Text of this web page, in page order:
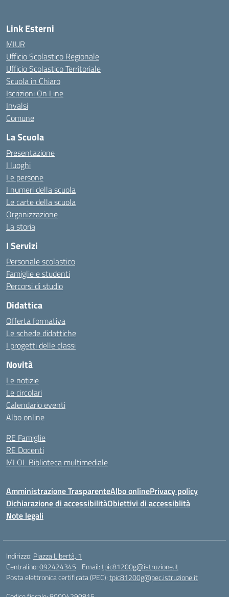
Link Esterni
MIUR
Ufficio Scolastico Regionale
Ufficio Scolastico Territoriale
Scuola in Chiaro
Iscrizioni On Line
Invalsi
Comune
La Scuola
Presentazione
I luoghi
Le persone
I numeri della scuola
Le carte della scuola
Organizzazione
La storia
I Servizi
Personale scolastico
Famiglie e studenti
Percorsi di studio
Didattica
Offerta formativa
Le schede didattiche
I progetti delle classi
Novità
Le notizie
Le circolari
Calendario eventi
Albo online
RE Famiglie
RE Docenti
MLOL Biblioteca multimediale
Amministrazione TrasparenteAlbo onlinePrivacy policy
Dichiarazione di accessibilitàObiettivi di accessiblità
Note legali
Indirizzo: Piazza Libertà, 1
Centralino:092424345 Email:tpic81200g@istruzione.it
Posta elettronica certificata (PEC):tpic81200g@pec.istruzione.it